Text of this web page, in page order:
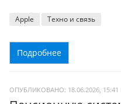
Apple Техно и связь
Подробнее
ОПУБЛИКОВАНО: 18.06.2026, 15:41